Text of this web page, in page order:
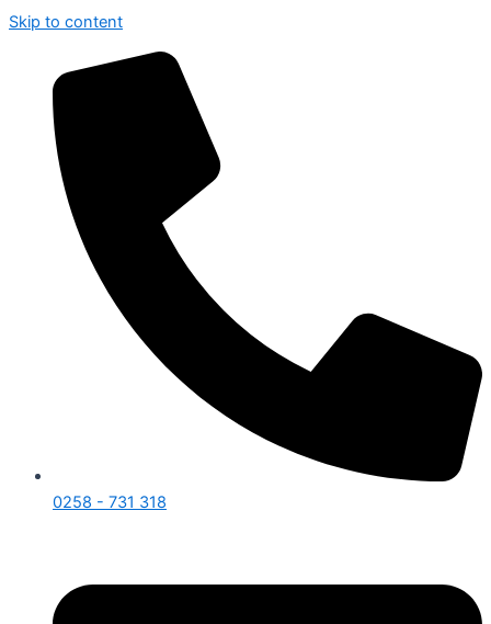
Skip to content
0258 - 731 318